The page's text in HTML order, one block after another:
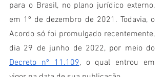
para o Brasil, no plano jurídico externo,
em 1º de dezembro de 2021. Todavia, o
Acordo só foi promulgado recentemente,
Decreto nº 11.109, o qual entrou em